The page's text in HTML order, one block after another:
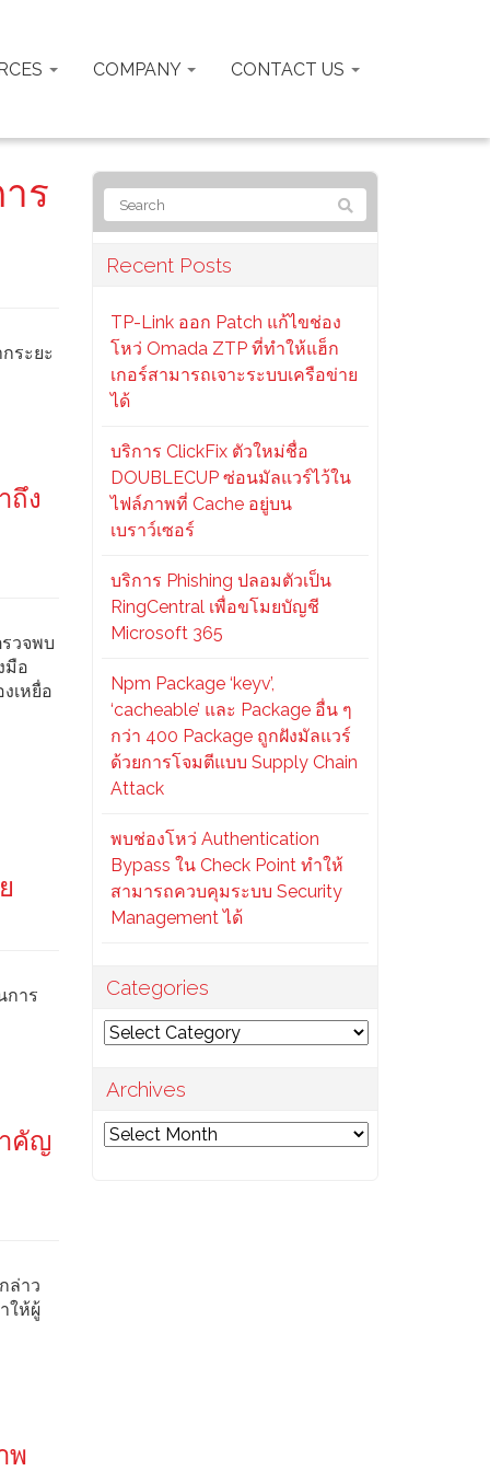
COMPANY CONTACT US
ร
ระยะ
ถึง
วจพบ
มือ
เหยื่อ
การ
คัญ
ล่าว
ให้ผู้
พ
Recent Posts
TP-Link ออก Patch แก้ไขช่อง
โหว่ Omada ZTP ที่ทำให้แฮ็ก
เกอร์สามารถเจาะระบบเครือข่าย
ได้
บริการ ClickFix ตัวใหม่ชื่อ
DOUBLECUP ซ่อนมัลแวร์ไว้ใน
ไฟล์ภาพที่ Cache อยู่บน
เบราว์เซอร์
บริการ Phishing ปลอมตัวเป็น
RingCentral เพื่อขโมยบัญชี
Microsoft 365
Npm Package ‘keyv’,
‘cacheable’ และ Package อื่น ๆ
กว่า 400 Package ถูกฝังมัลแวร์
ด้วยการโจมตีแบบ Supply Chain
Attack
พบช่องโหว่ Authentication
Bypass ใน Check Point ทำให้
สามารถควบคุมระบบ Security
Management ได้
Categories
Categories
Archives
Archives